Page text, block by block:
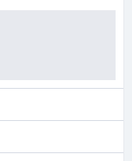
所）のご相談も可能で
せください。
内の別クリニックに
て変化しますので、